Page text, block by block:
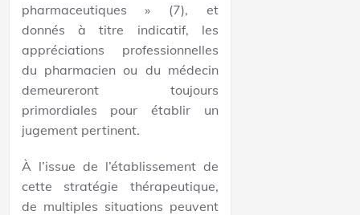
pharmaceutiques » (7), et
donnés à titre indicatif, les
appréciations professionnelles
du pharmacien ou du médecin
demeureront toujours
primordiales pour établir un
jugement pertinent.
À l’issue de l’établissement de
cette stratégie thérapeutique,
de multiples situations peuvent